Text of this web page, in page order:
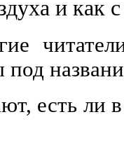
и как
под
есть ли